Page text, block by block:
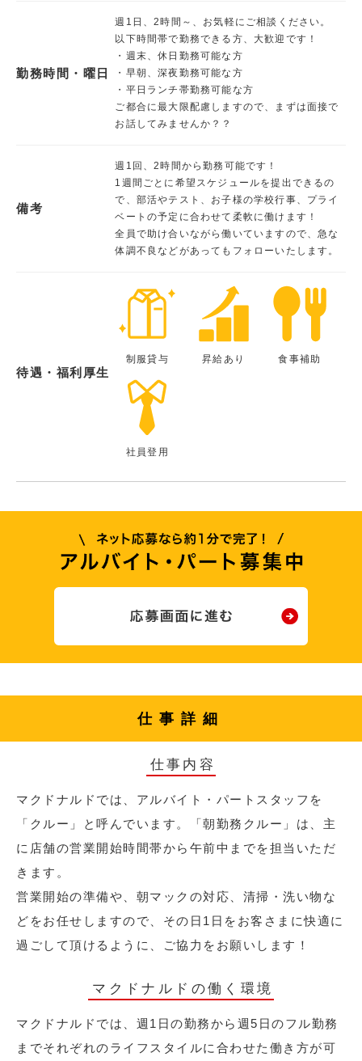
勤務時間・曜日
週1日、2時間～、お気軽にご相談ください。
以下時間帯で勤務できる方、大歓迎です！
・週末、休日勤務可能な方
・早朝、深夜勤務可能な方
・平日ランチ帯勤務可能な方
ご都合に最大限配慮しますので、まずは面接で
お話してみませんか？？
備考
週1回、2時間から勤務可能です！
1週間ごとに希望スケジュールを提出できるの
で、部活やテスト、お子様の学校行事、プライ
ベートの予定に合わせて柔軟に働けます！
全員で助け合いながら働いていますので、急な
体調不良などがあってもフォローいたします。
待遇・福利厚生
制服貸与 昇給あり 食事補助
社員登用
仕事詳細
仕事内容
マクドナルドでは、アルバイト・パートスタッフを
「クルー」と呼んでいます。「朝勤務クルー」は、主
に店舗の営業開始時間帯から午前中までを担当いただ
きます。
営業開始の準備や、朝マックの対応、清掃・洗い物な
どをお任せしますので、その日1日をお客さまに快適に
過ごして頂けるように、ご協力をお願いします！
マクドナルドの働く環境
マクドナルドでは、週1日の勤務から週5日のフル勤務
までそれぞれのライフスタイルに合わせた働き方が可